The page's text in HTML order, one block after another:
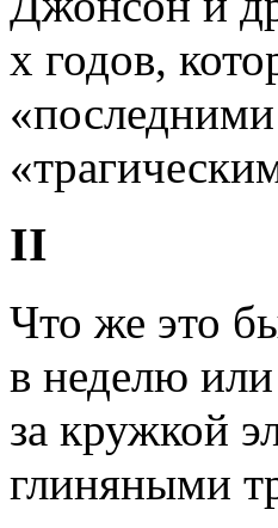
х годов,
II
Что же это
в неделю
за кружкой
глиняными